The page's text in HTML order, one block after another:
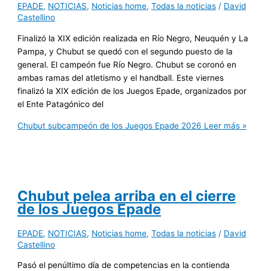
EPADE, NOTICIAS, Noticias home,Todas la noticias / David
Castellino
Finalizó la XIX edición realizada en Río Negro, Neuquén y La
Pampa, y Chubut se quedó con el segundo puesto de la
general. El campeón fue Río Negro. Chubut se coronó en
ambas ramas del atletismo y el handball. Este viernes
finalizó la XIX edición de los Juegos Epade, organizados por
el Ente Patagónico del
Chubut subcampeón de los Juegos Epade 2026 Leer más »
Chubut pelea arriba en el cierre
de los Juegos Epade
EPADE, NOTICIAS, Noticias home,Todas la noticias / David
Castellino
Pasó el penúltimo día de competencias en la contienda